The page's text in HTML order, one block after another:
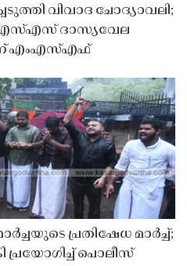
വിവാദ ചോദ്യാവലി;
ദാസ്യവേല
എംഎസ്എഫ്
പ്രതിഷേധ മാർച്ച്;
പ്രയോഗിച്ച് പൊലീസ്